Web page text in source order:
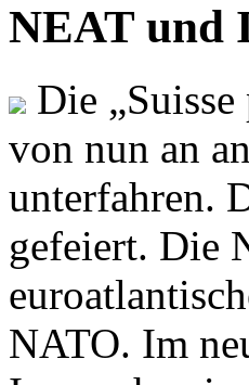
NEAT und
Die
von nun an
unterfahren.
gefeiert. Die
NATO. Im